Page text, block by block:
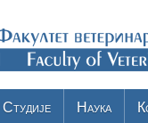
Студије Наука